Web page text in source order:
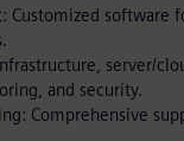
Customized software
server/
and security.
Comprehensive